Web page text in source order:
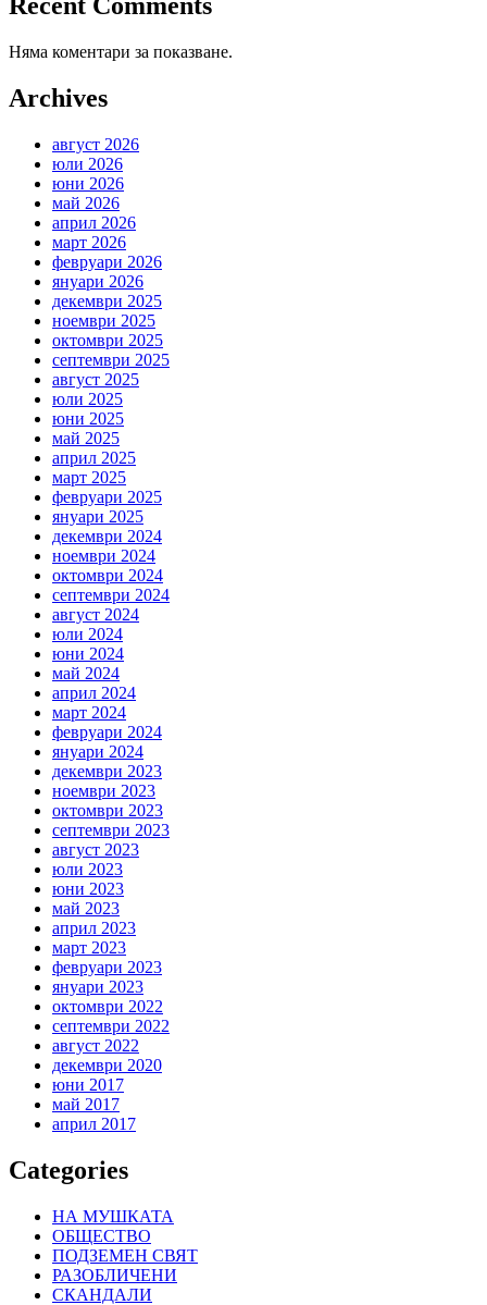
Няма коментари за показване.
Archives
август 2026
юли 2026
юни 2026
май 2026
април 2026
март 2026
февруари 2026
януари 2026
декември 2025
ноември 2025
октомври 2025
септември 2025
август 2025
юли 2025
юни 2025
май 2025
април 2025
март 2025
февруари 2025
януари 2025
декември 2024
ноември 2024
октомври 2024
септември 2024
август 2024
юли 2024
юни 2024
май 2024
април 2024
март 2024
февруари 2024
януари 2024
декември 2023
ноември 2023
октомври 2023
септември 2023
август 2023
юли 2023
юни 2023
май 2023
април 2023
март 2023
февруари 2023
януари 2023
октомври 2022
септември 2022
август 2022
декември 2020
юни 2017
май 2017
април 2017
Categories
НА МУШКАТА
ОБЩЕСТВО
ПОДЗЕМЕН СВЯТ
РАЗОБЛИЧЕНИ
СКАНДАЛИ